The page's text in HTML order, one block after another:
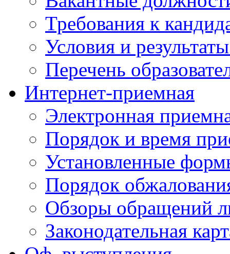
Требования к
Условия и
Перечень
Интернет-приемная
Электронная
Порядок и время
Установленные
Порядок
Обзоры обращений
Законодательная